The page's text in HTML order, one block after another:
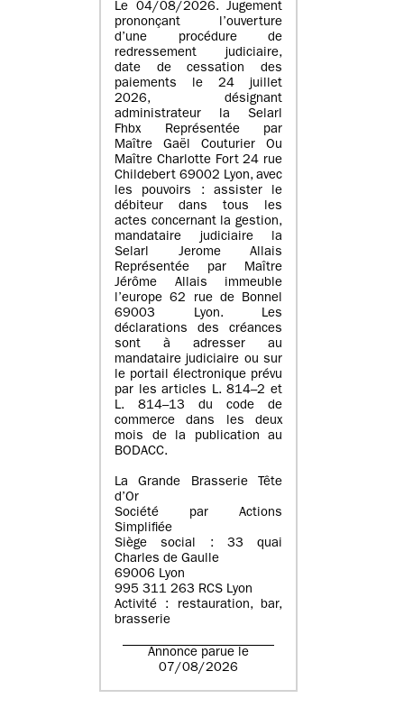
Le 04/08/2026. Jugement
prononçant l’ouverture
d’une procédure de
redressement judiciaire,
date de cessation des
paiements le 24 juillet
2026, désignant
administrateur la Selarl
Fhbx Représentée par
Maître Gaël Couturier Ou
Maître Charlotte Fort 24 rue
Childebert 69002 Lyon, avec
les pouvoirs : assister le
débiteur dans tous les
actes concernant la gestion,
mandataire judiciaire la
Selarl Jerome Allais
Représentée par Maître
Jérôme Allais immeuble
l’europe 62 rue de Bonnel
69003 Lyon. Les
déclarations des créances
sont à adresser au
mandataire judiciaire ou sur
le portail électronique prévu
par les articles L. 814–2 et
L. 814–13 du code de
commerce dans les deux
mois de la publication au
BODACC.
La Grande Brasserie Tête
d’Or
Société par Actions
Simplifiée
Siège social : 33 quai
Charles de Gaulle
69006 Lyon
995 311 263 RCS Lyon
Activité : restauration, bar,
brasserie
Annonce parue le
07/08/2026